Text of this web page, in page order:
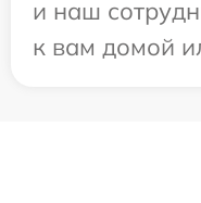
и наш
к вам домой